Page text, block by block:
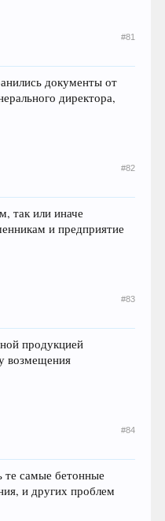
#81
документы от
директора,
#82
так или иначе
и предприятие
#83
продукцией
возмещения
#84
те самые бетонные
и других проблем